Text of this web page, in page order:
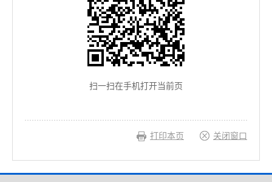
扫一扫在手机打开当前页
打印本页 关闭窗口